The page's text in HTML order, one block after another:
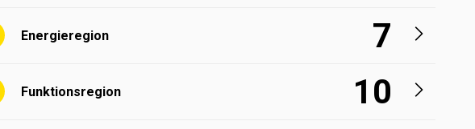
Energieregion 7
Funktions­region 10